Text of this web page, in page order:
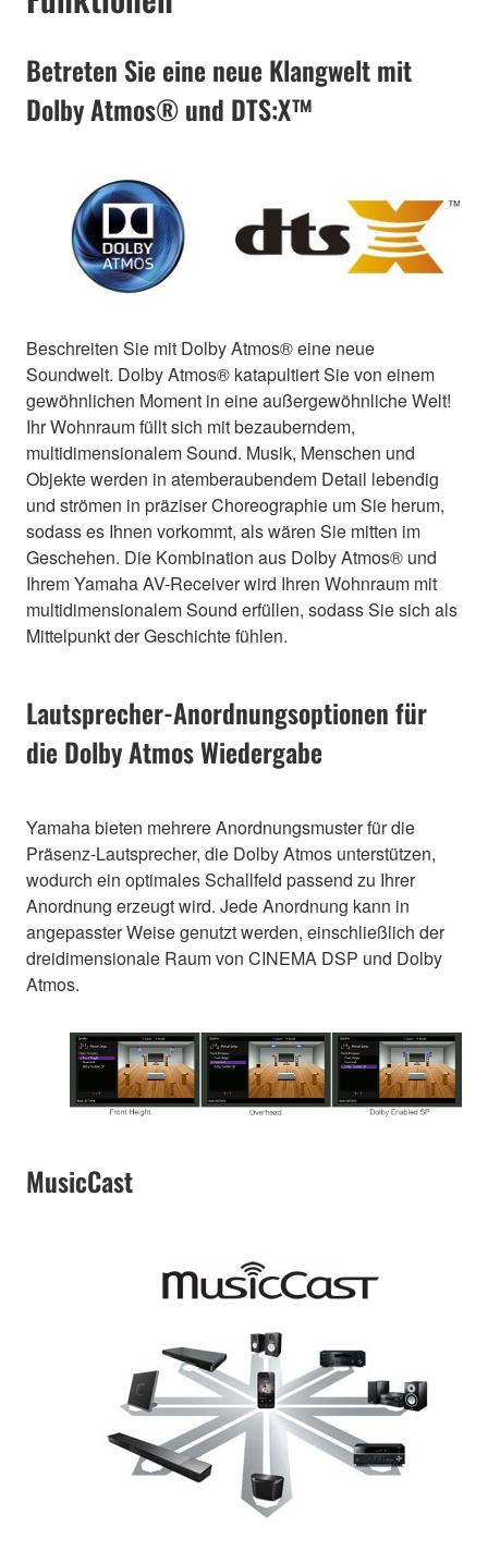
Betreten Sie eine neue Klangwelt mit
Dolby Atmos® und DTS:X™
Beschreiten Sie mit Dolby Atmos® eine neue
Soundwelt. Dolby Atmos® katapultiert Sie von einem
gewöhnlichen Moment in eine außergewöhnliche Welt!
Ihr Wohnraum füllt sich mit bezauberndem,
multidimensionalem Sound. Musik, Menschen und
Objekte werden in atemberaubendem Detail lebendig
und strömen in präziser Choreographie um Sie herum,
sodass es Ihnen vorkommt, als wären Sie mitten im
Geschehen. Die Kombination aus Dolby Atmos® und
Ihrem Yamaha AV-Receiver wird Ihren Wohnraum mit
multidimensionalem Sound erfüllen, sodass Sie sich als
Mittelpunkt der Geschichte fühlen.
Lautsprecher-Anordnungsoptionen für
die Dolby Atmos Wiedergabe
Yamaha bieten mehrere Anordnungsmuster für die
Präsenz-Lautsprecher, die Dolby Atmos unterstützen,
wodurch ein optimales Schallfeld passend zu Ihrer
Anordnung erzeugt wird. Jede Anordnung kann in
angepasster Weise genutzt werden, einschließlich der
dreidimensionale Raum von CINEMA DSP und Dolby
Atmos.
MusicCast